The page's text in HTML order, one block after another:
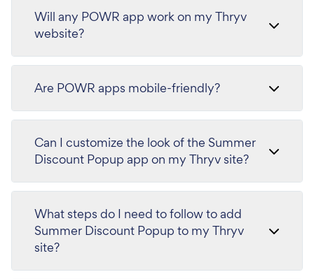
Will any POWR app work on my Thryv
website?
Are POWR apps mobile-friendly?
Can I customize the look of the Summer
Discount Popup app on my Thryv site?
What steps do I need to follow to add
Summer Discount Popup to my Thryv
site?